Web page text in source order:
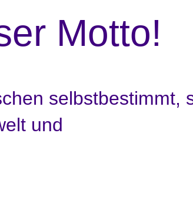
er Motto!
chen selbstbestimmt,
elt und